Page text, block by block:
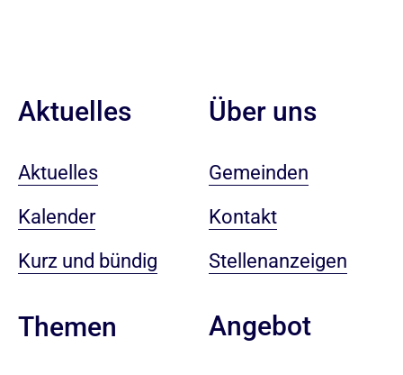
Aktuelles
Aktuelles
Kalender
Kurz und bündig
Themen
Über uns
Gemeinden
Kontakt
Stellenanzeigen
Angebot